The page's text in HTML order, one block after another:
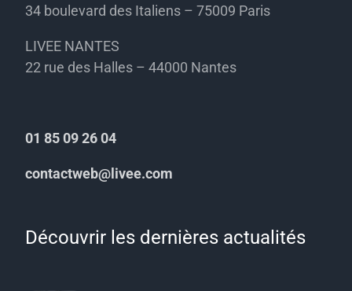
34 boulevard des Italiens – 75009 Paris
LIVEE NANTES
22 rue des Halles – 44000 Nantes
01 85 09 26 04
contactweb@livee.com
Découvrir les dernières actualités